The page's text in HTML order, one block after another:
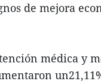
de mejora
médica y